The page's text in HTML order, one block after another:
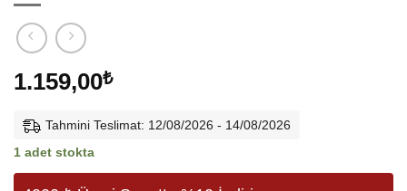
1.159,00₺
Tahmini Teslimat: 12/08/2026 - 14/08/2026
1 adet stokta